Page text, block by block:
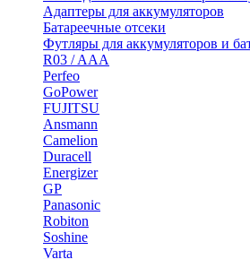
Адаптеры для аккумуляторов
Батареечные отсеки
Футляры для аккумуляторов и
R03 / AAA
Perfeo
GoPower
FUJITSU
Ansmann
Camelion
Duracell
Energizer
GP
Panasonic
Robiton
Soshine
Varta